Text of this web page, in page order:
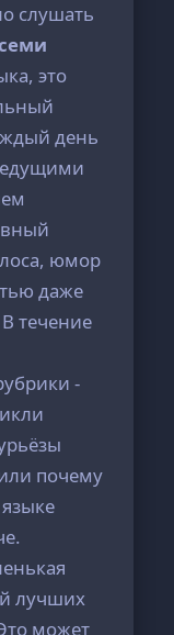
слушать
это
день
юмор
даже
течение
-
почему
лучших
может